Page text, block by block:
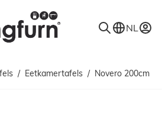
NL
/ Eetkamertafels / Novero 200cm